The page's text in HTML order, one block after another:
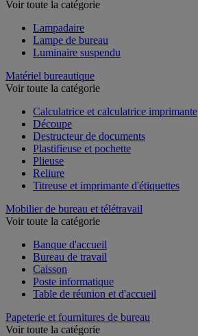
Voir toute la catégorie
Lampadaire
Lampe de bureau
Luminaire suspendu
Matériel bureautique
Voir toute la catégorie
Calculatrice et calculatrice imprimante
Découpe
Destructeur de documents
Plastifieuse et pochette
Plieuse
Reliure
Titreuse et imprimante d'étiquettes
Mobilier de bureau et télétravail
Voir toute la catégorie
Banque d'accueil
Bureau de travail
Caisson
Poste informatique
Table de réunion et d'accueil
Papeterie et fournitures de bureau
Voir toute la catégorie